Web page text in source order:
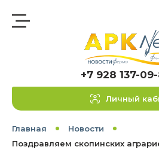
+7 928 137-09-
Личный
Главная
Новости
Поздравляем скопинских